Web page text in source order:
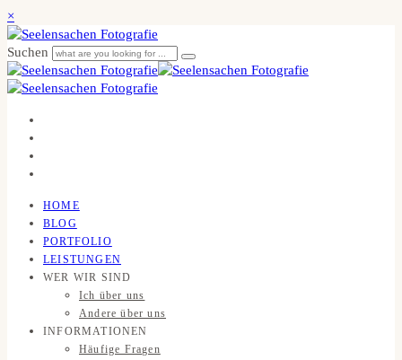
×
Suchen
HOME
BLOG
PORTFOLIO
LEISTUNGEN
WER WIR SIND
Ich über uns
Andere über uns
INFORMATIONEN
Häufige Fragen